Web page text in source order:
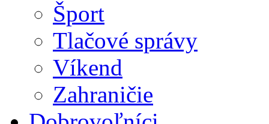
Šport
Tlačové správy
Víkend
Zahraničie